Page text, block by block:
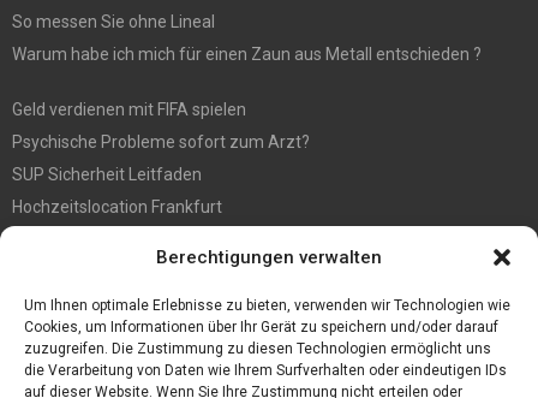
Berechtigungen verwalten
Um Ihnen optimale Erlebnisse zu bieten, verwenden wir Technologien wie
Cookies, um Informationen über Ihr Gerät zu speichern und/oder darauf
zuzugreifen. Die Zustimmung zu diesen Technologien ermöglicht uns
die Verarbeitung von Daten wie Ihrem Surfverhalten oder eindeutigen IDs
auf dieser Website. Wenn Sie Ihre Zustimmung nicht erteilen oder
So messen Sie ohne Lineal
Warum habe ich mich für einen Zaun aus Metall entschieden ?
Geld verdienen mit FIFA spielen
Psychische Probleme sofort zum Arzt?
SUP Sicherheit Leitfaden
Hochzeitslocation Frankfurt
Großer Spaß auf der Kirmes in Bonn!
Bester Oscam- und CCcam-Server für 2021